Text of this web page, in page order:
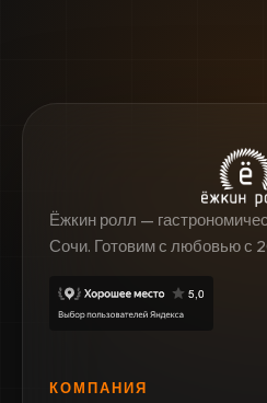
Ёжкин ролл —
Сочи. Готовим с любовью с
КОМПАНИЯ